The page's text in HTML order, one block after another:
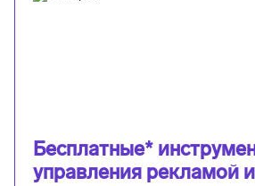
Бесплатные*
управления рекламой